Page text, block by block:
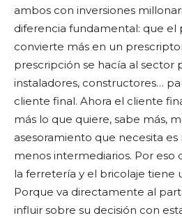
ambos con inversiones
diferencia fundamental: que el
convierte más en un
prescripción se hacía al sector
instaladores, constructores…
cliente final. Ahora el cliente
más lo que quiere, sabe más,
asesoramiento que necesita
menos intermediarios. Por eso
la ferretería y el bricolaje tiene
Porque va directamente al
influir sobre su decisión con